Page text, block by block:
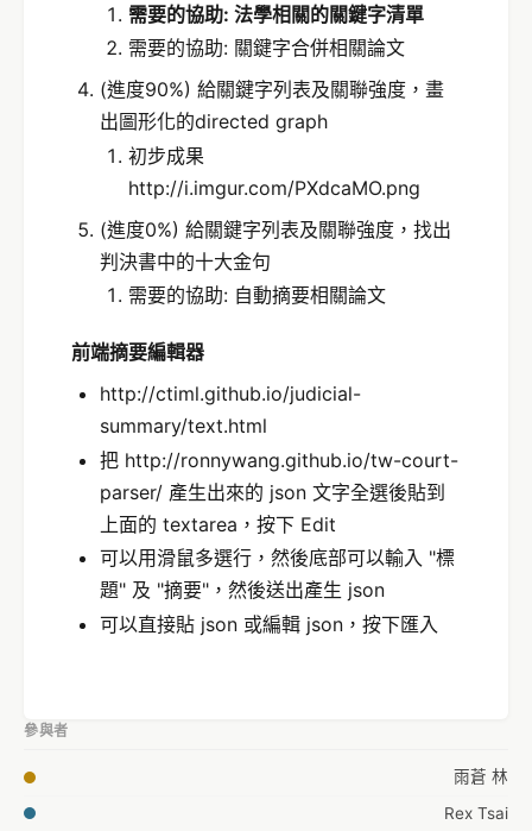
需要的協助: 法學相關的關鍵字清單
需要的協助: 關鍵字合併相關論文
(進度90%) 給關鍵字列表及關聯強度，畫
出圖形化的directed graph
初步成果
http://i.imgur.com/PXdcaMO.png
(進度0%) 給關鍵字列表及關聯強度，找出
判決書中的十大金句
需要的協助: 自動摘要相關論文
前端摘要編輯器
http://ctiml.github.io/judicial-
summary/text.html
把 http://ronnywang.github.io/tw-court-
parser/ 產生出來的 json 文字全選後貼到
上面的 textarea，按下 Edit
可以用滑鼠多選行，然後底部可以輸入 "標
題" 及 "摘要"，然後送出產生 json
可以直接貼 json 或編輯 json，按下匯入
參與者
雨蒼 林
Rex Tsai